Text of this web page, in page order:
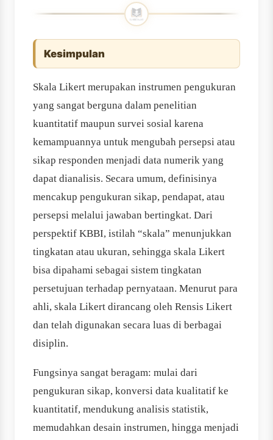
Kesimpulan
Skala Likert merupakan instrumen pengukuran
yang sangat berguna dalam penelitian
kuantitatif maupun survei sosial karena
kemampuannya untuk mengubah persepsi atau
sikap responden menjadi data numerik yang
dapat dianalisis. Secara umum, definisinya
mencakup pengukuran sikap, pendapat, atau
persepsi melalui jawaban bertingkat. Dari
perspektif KBBI, istilah “skala” menunjukkan
tingkatan atau ukuran, sehingga skala Likert
bisa dipahami sebagai sistem tingkatan
persetujuan terhadap pernyataan. Menurut para
ahli, skala Likert dirancang oleh Rensis Likert
dan telah digunakan secara luas di berbagai
disiplin.
Fungsinya sangat beragam: mulai dari
pengukuran sikap, konversi data kualitatif ke
kuantitatif, mendukung analisis statistik,
memudahkan desain instrumen, hingga menjadi